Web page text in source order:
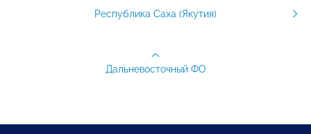
Республика Саха (Якутия)
Дальневосточный ФО